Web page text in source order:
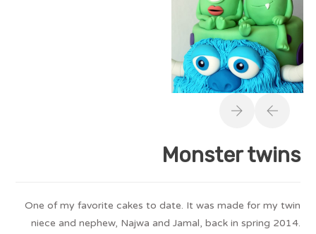
Monster twins
One of my favorite cakes to date. It was made for my twin
niece and nephew, Najwa and Jamal, back in spring 2014.